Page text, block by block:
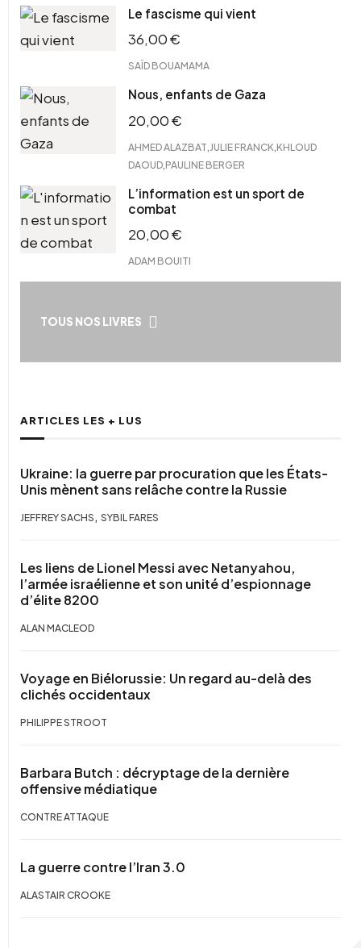
Le fascisme qui vient
36,00€
SAÏD BOUAMAMA
Nous, enfants de Gaza
20,00€
AHMED ALAZBAT JULIE FRANCK KHLOUD
DAOUD PAULINE BERGER
L’information est un sport de
combat
20,00€
ADAM BOUITI
TOUS NOS LIVRES
ARTICLES LES + LUS
Ukraine: la guerre par procuration que les États-
Unis mènent sans relâche contre la Russie
JEFFREY SACHS , SYBIL FARES
Les liens de Lionel Messi avec Netanyahou,
l’armée israélienne et son unité d’espionnage
d’élite 8200
ALAN MACLEOD
Voyage en Biélorussie: Un regard au-delà des
clichés occidentaux
PHILIPPE STROOT
Barbara Butch : décryptage de la dernière
offensive médiatique
CONTRE ATTAQUE
La guerre contre l’Iran 3.0
ALASTAIR CROOKE